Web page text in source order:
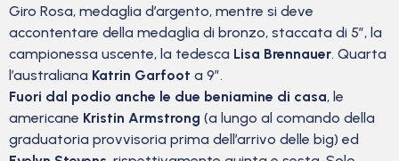
Giro Rosa, medaglia d’argento, mentre si deve
accontentare della medaglia di bronzo, staccata di 5″, la
campionessa uscente, la tedesca Lisa Brennauer. Quarta
l’australiana Katrin Garfoot a 9″.
Fuori dal podio anche le due beniamine di casa, le
americane Kristin Armstrong (a lungo al comando della
graduatoria provvisoria prima dell’arrivo delle big) ed